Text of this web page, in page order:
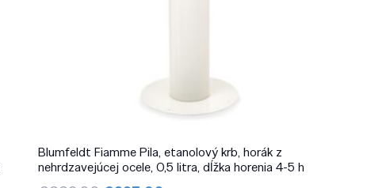
Blumfeldt Fiamme Pila, etanolový krb, horák z
nehrdzavejúcej ocele, 0,5 litra, dĺžka horenia 4-5 h